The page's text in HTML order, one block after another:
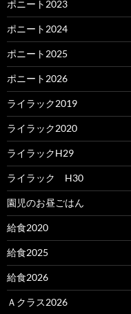
ポニート2023
ポニート2024
ポニート2025
ポニート2026
ライラック2019
ライラック2020
ライラックH29
ライラック H30
園児のお昼ごはん
給食2020
給食2025
給食2026
Ａクラス2026